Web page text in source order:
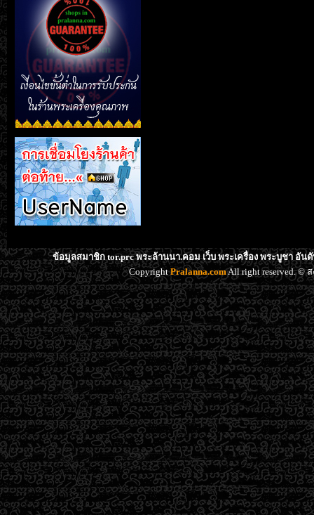
ข้อมูลสมาชิก tor.prc พระล้านนา.คอม เว็บ พระเครื่อง พระบูชา อัน
CopyrightPralanna.comAll right reserved. ©